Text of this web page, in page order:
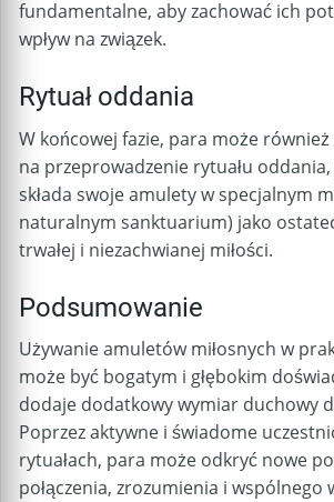
fundamentalne, aby zachować ich
wpływ na związek.
Rytuał oddania
W końcowej fazie, para może
na przeprowadzenie rytuału
składa swoje amulety w specjalnym
naturalnym sanktuarium) jako
trwałej i niezachwianej miłości.
Podsumowanie
Używanie amuletów miłosnych w
może być bogatym i głębokim
dodaje dodatkowy wymiar duchowy
Poprzez aktywne i świadome
rytuałach, para może odkryć nowe
połączenia, zrozumienia i wspólnego